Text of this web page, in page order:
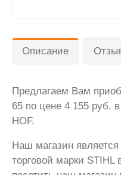
Описание
Предлагаем Вам
65 по цене 4 155 руб.
HOF.
Наш магазин
торговой марки